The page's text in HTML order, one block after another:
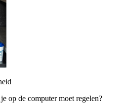
op de computer moet regelen?